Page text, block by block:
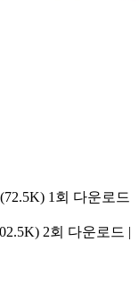
(72.5K) 1회 다운로드
2회 다운로드 |